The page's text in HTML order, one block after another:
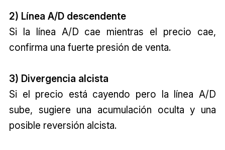
2) Línea A/D descendente
Si la línea A/D cae mientras el precio cae,
confirma una fuerte presión de venta.
3) Divergencia alcista
Si el precio está cayendo pero la línea A/D
sube, sugiere una acumulación oculta y una
posible reversión alcista.